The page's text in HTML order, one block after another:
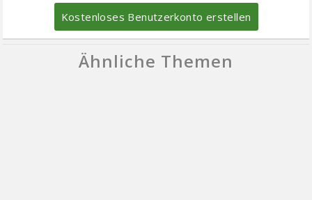
Kostenloses Benutzerkonto erstellen
Ähnliche Themen